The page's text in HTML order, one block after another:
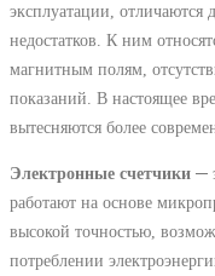
эксплуатации,
недостатков. К ним
магнитным полям,
показаний. В настоящее
вытесняются более
Электронные счетчики ─
работают на основе
высокой точностью,
потреблении